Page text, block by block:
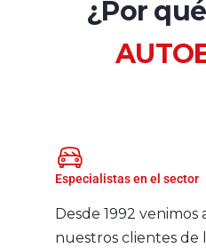
¿Por
Especialistas en el sector​
Desde 1992 venimos
nuestros clientes de